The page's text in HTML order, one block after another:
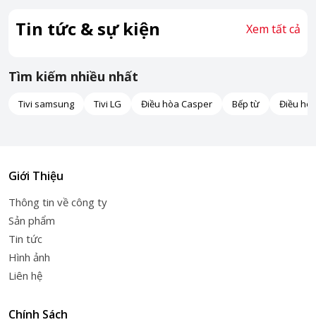
Tin tức & sự kiện Xem tất cả
Tìm kiếm nhiều nhất
Tivi samsung Tivi LG Điều hòa Casper Bếp từ Điều
Giới Thiệu
Thông tin về công ty
Sản phẩm
Tin tức
Hình ảnh
Liên hệ
Chính Sách